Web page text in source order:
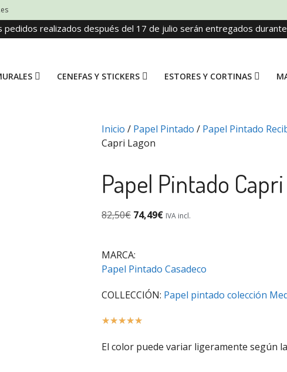
pedidos realizados después del 17 de julio serán entregados
CENEFAS Y STICKERS ESTORES Y CORTINAS
Inicio / Papel Pintado / Papel Pintado
Capri Lagon
Papel Pintado
82,50€ 74,49€ IVA incl.
MARCA:
Papel Pintado Casadeco
COLLECCIÓN: Papel pintado colección
☆☆☆☆☆
El color puede variar ligeramente según